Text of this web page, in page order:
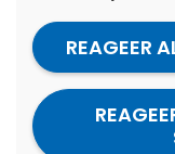
REAGEER